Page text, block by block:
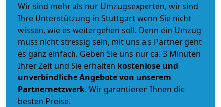
Wir sind mehr als nur Umzugsexperten, wir sind
Ihre Unterstützung in Stuttgart wenn Sie nicht
wissen, wie es weitergehen soll. Denn ein Umzug
muss nicht stressig sein, mit uns als Partner geht
es ganz einfach. Geben Sie uns nur ca. 3 Minuten
Ihrer Zeit und Sie erhalten kostenlose und
unverbindlicheAngebote von unserem
Partnernetzwerk. Wir garantieren Ihnen die
besten Preise.